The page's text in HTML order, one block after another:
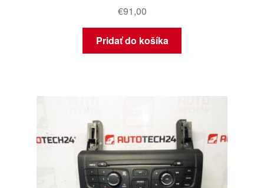
€91,00
Pridať do košíka